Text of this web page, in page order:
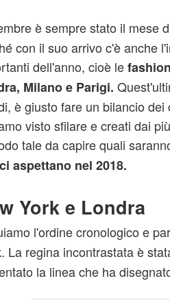
è sempre stato il mese
con il suo arrivo c'è anche
dell'anno, cioè le
Milano e Parigi.
è giusto fare un bilancio
visto sfilare e creati dai
tale da capire quali
aspettano nel 2018.
York e Londra
l'ordine cronologico e
. La regina incontrastata è
la linea che ha